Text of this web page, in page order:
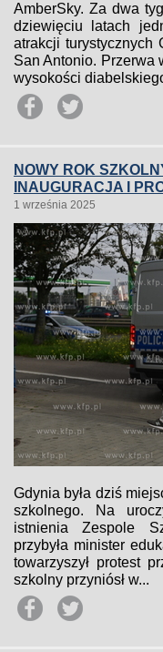
AmberSky. Za dwa
dziewięciu latach
atrakcji turystycznych
San Antonio. Przerwa
wysokości
NOWY ROK
INAUGURACJA I
1 września 2025
Gdynia była dziś
szkolnego. Na
istnienia Zespole
przybyła minister
towarzyszył protest
szkolny przyniósł w...